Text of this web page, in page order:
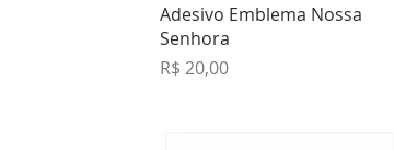
Visualização rápida
Adesivo Emblema Nossa
Senhora
Preço
R$ 20,00